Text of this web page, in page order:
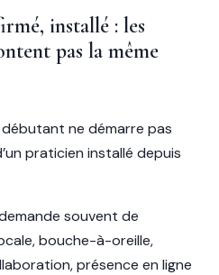
installé : les
pas la même
ne démarre pas
praticien installé depuis
souvent de
bouche-à-oreille,
présence en ligne